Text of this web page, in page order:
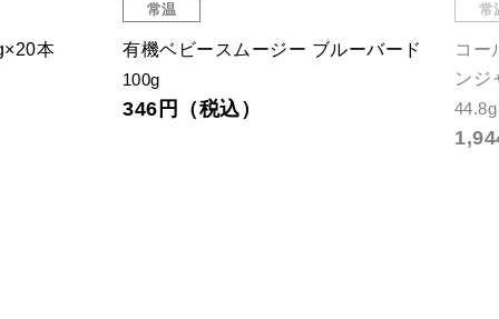
本
常温
有機ベビースムージー ブルーバード
100g
346円（税込）
常
コー
ンジ